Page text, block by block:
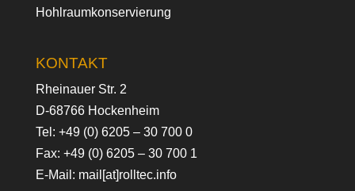
Hohlraumkonservierung
KONTAKT
Rheinauer Str. 2
D-68766 Hockenheim
Tel: +49 (0) 6205 – 30 700 0
Fax: +49 (0) 6205 – 30 700 1
E-Mail: mail[at]rolltec.info